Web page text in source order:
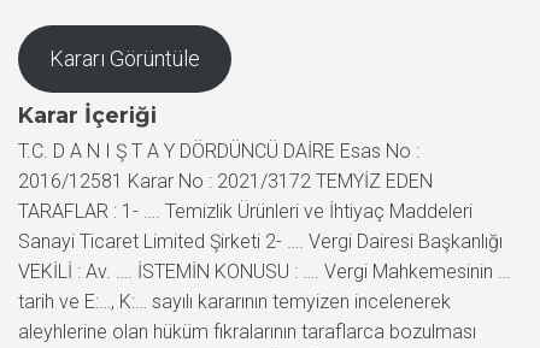
Kararı Görüntüle
Karar İçeriği
T.C. D A N I Ş T A Y DÖRDÜNCÜ DAİRE Esas No :
2016/12581 Karar No : 2021/3172 TEMYİZ EDEN
TARAFLAR : 1- …. Temizlik Ürünleri ve İhtiyaç Maddeleri
Sanayi Ticaret Limited Şirketi 2- …. Vergi Dairesi Başkanlığı
VEKİLİ : Av. …. İSTEMİN KONUSU : …. Vergi Mahkemesinin …
tarih ve E:…, K:… sayılı kararının temyizen incelenerek
aleyhlerine olan hüküm fıkralarının taraflarca bozulması